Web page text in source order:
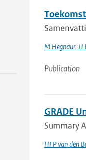
M Hegnaur, JJ
Publication
GRADE
Summary
HFP van den